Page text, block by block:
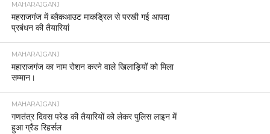
MAHARAJGANJ
महराजगंज में ब्लैकआउट माकड्रिल से परखी गई आपदा
प्रबंधन की तैयारियां
MAHARAJGANJ
महाराजगंज का नाम रोशन करने वाले खिलाड़ियों को मिला
सम्मान।
MAHARAJGANJ
गणतंत्र दिवस परेड की तैयारियों को लेकर पुलिस लाइन में
हुआ ग्रैंड रिहर्सल